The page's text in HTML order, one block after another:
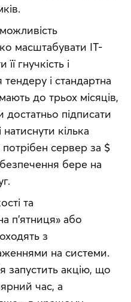
масштабувати IT-
гнучкість і
і стандартна
до трьох місяців,
підписати
кілька
сервер за $
бере на
та
п’ятниця» або
з
на системи.
запустить акцію, що
час, а